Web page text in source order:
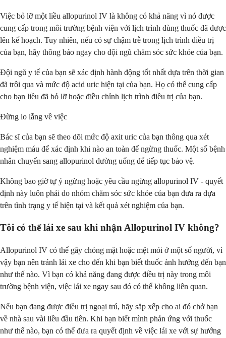
Việc bỏ lỡ một liều allopurinol IV là không có khả năng vì nó được
cung cấp trong môi trường bệnh viện với lịch trình dùng thuốc đã được
lên kế hoạch. Tuy nhiên, nếu có sự chậm trễ trong lịch trình điều trị
của bạn, hãy thông báo ngay cho đội ngũ chăm sóc sức khỏe của bạn.
Đội ngũ y tế của bạn sẽ xác định hành động tốt nhất dựa trên thời gian
đã trôi qua và mức độ acid uric hiện tại của bạn. Họ có thể cung cấp
cho bạn liều đã bỏ lỡ hoặc điều chỉnh lịch trình điều trị của bạn.
Đừng lo lắng về việc
Bác sĩ của bạn sẽ theo dõi mức độ axit uric của bạn thông qua xét
nghiệm máu để xác định khi nào an toàn để ngừng thuốc. Một số bệnh
nhân chuyển sang allopurinol đường uống để tiếp tục bảo vệ.
Không bao giờ tự ý ngừng hoặc yêu cầu ngừng allopurinol IV - quyết
định này luôn phải do nhóm chăm sóc sức khỏe của bạn đưa ra dựa
trên tình trạng y tế hiện tại và kết quả xét nghiệm của bạn.
Tôi có thể lái xe sau khi nhận Allopurinol IV không?
Allopurinol IV có thể gây chóng mặt hoặc mệt mỏi ở một số người, vì
vậy bạn nên tránh lái xe cho đến khi bạn biết thuốc ảnh hưởng đến bạn
như thế nào. Vì bạn có khả năng đang được điều trị này trong môi
trường bệnh viện, việc lái xe ngay sau đó có thể không liên quan.
Nếu bạn đang được điều trị ngoại trú, hãy sắp xếp cho ai đó chở bạn
về nhà sau vài liều đầu tiên. Khi bạn biết mình phản ứng với thuốc
như thế nào, bạn có thể đưa ra quyết định về việc lái xe với sự hướng